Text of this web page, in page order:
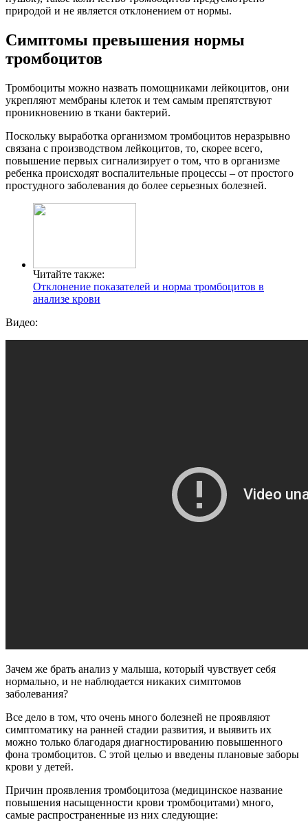
природой и не является отклонением от нормы.
Симптомы превышения нормы
тромбоцитов
Тромбоциты можно назвать помощниками лейкоцитов, они
укрепляют мембраны клеток и тем самым препятствуют
проникновению в ткани бактерий.
Поскольку выработка организмом тромбоцитов неразрывно
связана с производством лейкоцитов, то, скорее всего,
повышение первых сигнализирует о том, что в организме
ребенка происходят воспалительные процессы – от простого
простудного заболевания до более серьезных болезней.
Читайте также:
Отклонение показателей и норма тромбоцитов в
анализе крови
Видео:
Зачем же брать анализ у малыша, который чувствует себя
нормально, и не наблюдается никаких симптомов
заболевания?
Все дело в том, что очень много болезней не проявляют
симптоматику на ранней стадии развития, и выявить их
можно только благодаря диагностированию повышенного
фона тромбоцитов. С этой целью и введены плановые заборы
крови у детей.
Причин проявления тромбоцитоза (медицинское название
повышения насыщенности крови тромбоцитами) много,
самые распространенные из них следующие: